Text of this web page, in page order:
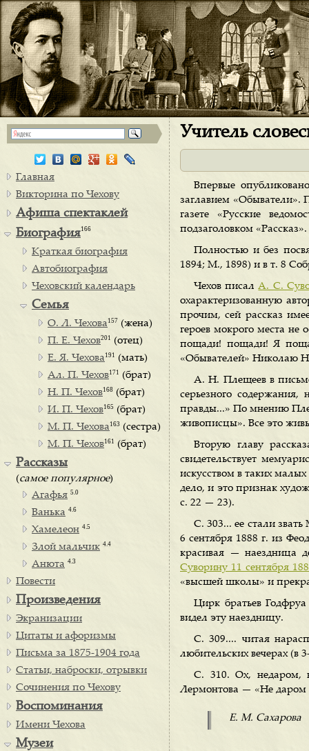
Учитель
Впервые
заглавием
газете «Русские
подзаголовком
Полностью и без
1894; М., 1898) и в т. 8
Чехов писалА. С.
охарактеризованную
прочим, сей рассказ
героев мокрого места не
пощади! пощади! Я
«Обывателей» Николаю
А. Н. Плещеев в письме
серьезного
правды...» По мнению
живописцы». Все это
Вторую главу
свидетельствует
искусством в таких
дело, и это признак
с. 22 — 23).
С. 303... ее стали
6 сентября 1888 г. из
красивая — наездница
Суворину 11 сентября
«высшей школы» и
Цирк братьев Годфруа
видел эту наездницу.
С. 309.... читая
любительских вечерах (в
С. 310. Ох, недаром,
Лермонтова — «Не даром
Е. М. Сахарова
Главная
Викторина по Чехову
Афиша спектаклей
Биография166
Краткая биография
Автобиография
Чеховский календарь
Семья
О. Л. Чехова 157 (жена)
П. Е. Чехов201 (отец)
Е. Я. Чехова 191 (мать)
Ал. П. Чехов171 (брат)
Н. П. Чехов168 (брат)
И. П. Чехов165 (брат)
М. П. Чехова 163 (сестра)
М. П. Чехов161 (брат)
Рассказы
(самое популярное)
Агафья 5.0
Ванька 4.6
Хамелеон 4.5
Злой мальчик 4.4
Анюта 4.3
Повести
Произведения
Экранизации
Цитаты и афоризмы
Письма за 1875-1904 года
Статьи, наброски, отрывки
Сочинения по Чехову
Воспоминания
Имени Чехова
Музеи